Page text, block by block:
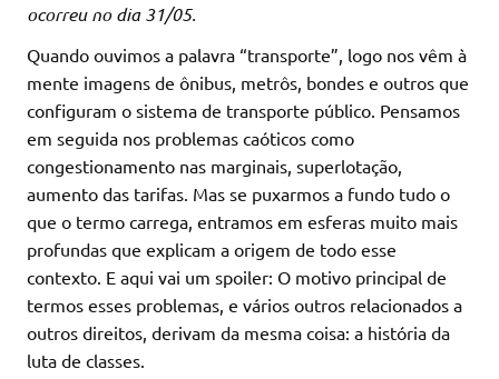
ocorreu no dia 31/05.
Quando ouvimos a palavra “transporte”, logo nos vêm à
mente imagens de ônibus, metrôs, bondes e outros que
configuram o sistema de transporte público. Pensamos
em seguida nos problemas caóticos como
congestionamento nas marginais, superlotação,
aumento das tarifas. Mas se puxarmos a fundo tudo o
que o termo carrega, entramos em esferas muito mais
profundas que explicam a origem de todo esse
contexto. E aqui vai um spoiler: O motivo principal de
termos esses problemas, e vários outros relacionados a
outros direitos, derivam da mesma coisa: a história da
luta de classes.